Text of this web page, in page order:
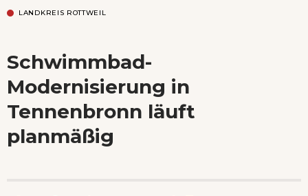
LANDKREIS ROTTWEIL
Schwimmbad-
Modernisierung in
Tennenbronn läuft
planmäßig